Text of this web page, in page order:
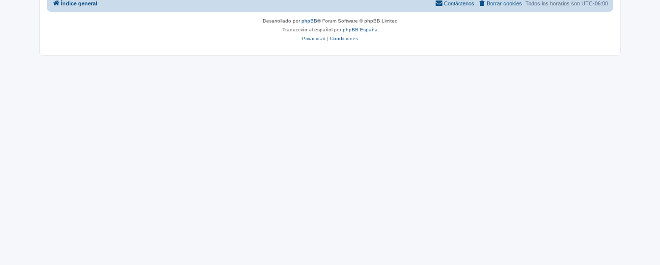
Índice general Todos los horarios son UTC-06:00
Borrar cookies
Contáctenos
Desarrollado porphpBB® Forum Software © phpBB Limited
Traducción al español porphpBB España
Privacidad | Condiciones